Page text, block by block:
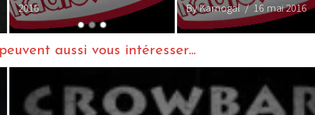
2016
By Karnogal/ 16 mai 2016
aussi vous intéresser...